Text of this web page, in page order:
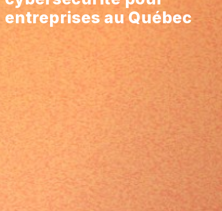
entreprises au Québec